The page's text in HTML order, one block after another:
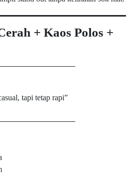
+ Kaos Polos +
tapi tetap rapi”